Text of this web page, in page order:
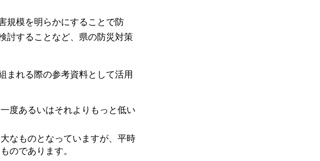
規模を明らかにすることで防
討することなど、県の防災対策
まれる際の参考資料として活用
度あるいはそれよりもっと低い
なものとなっていますが、平時
のであります。